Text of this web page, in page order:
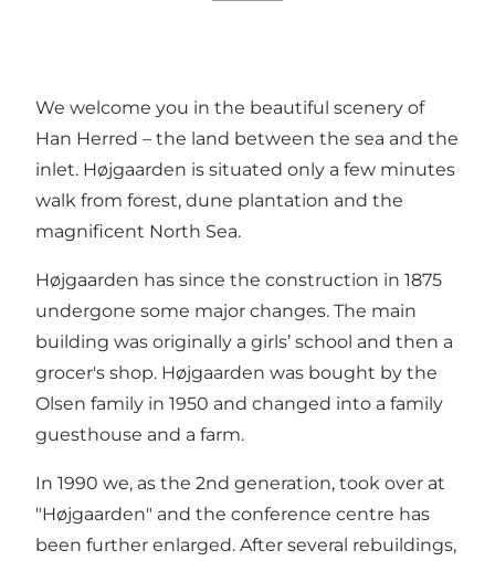
We welcome you in the beautiful scenery of
Han Herred – the land between the sea and the
inlet. Højgaarden is situated only a few minutes
walk from forest, dune plantation and the
magnificent North Sea.
Højgaarden has since the construction in 1875
undergone some major changes. The main
building was originally a girls’ school and then a
grocer's shop. Højgaarden was bought by the
Olsen family in 1950 and changed into a family
guesthouse and a farm.
In 1990 we, as the 2nd generation, took over at
"Højgaarden" and the conference centre has
been further enlarged. After several rebuildings,